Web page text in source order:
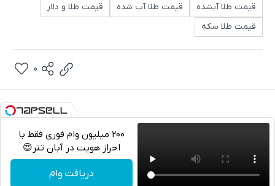
قیمت طلا آبشده
قیمت طلا آب شده
قیمت طلا و دلار
قیمت طلا سکه
0
200 میلیون وام فوری فقط با
احراز هویت در آبان تتر😍
دریافت وام